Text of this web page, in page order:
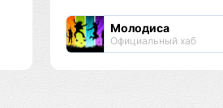
Молодиса
Официальный хаб